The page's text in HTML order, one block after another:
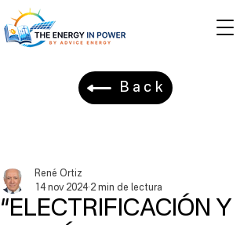
Back
“ELECTRIFICACIÓN Y
René Ortiz
14 nov 2024 2 min de lectura